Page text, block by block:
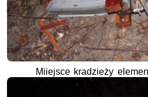
Miiejsce kradzieży